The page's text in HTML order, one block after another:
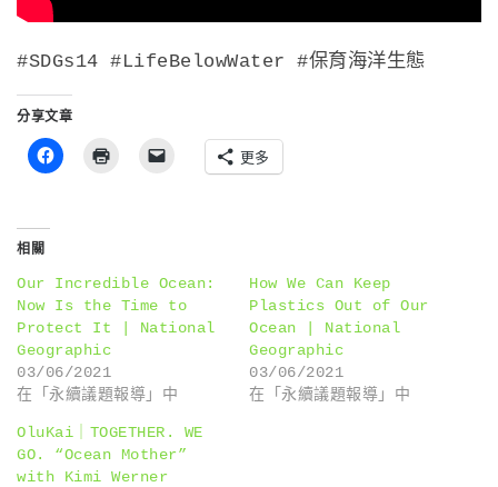
#SDGs14 #LifeBelowWater #保育海洋生態
分享文章
更多
相關
Our Incredible Ocean:
Now Is the Time to
Protect It | National
Geographic
03/06/2021
在「永續議題報導」中
How We Can Keep
Plastics Out of Our
Ocean | National
Geographic
03/06/2021
在「永續議題報導」中
OluKai｜TOGETHER. WE
GO. “Ocean Mother”
with Kimi Werner